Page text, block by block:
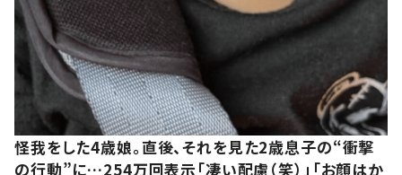
怪我をした4歳娘。直後、それを見た2歳息子の“衝撃
の行動”に…254万回表示「凄い配慮（笑）」「お顔はか